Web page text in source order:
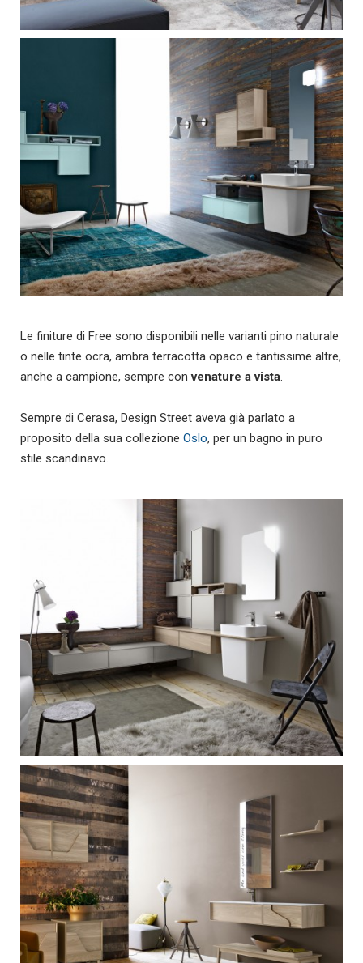
Le finiture di Free sono disponibili nelle varianti pino naturale
o nelle tinte ocra, ambra terracotta opaco e tantissime altre,
anche a campione, sempre convenature a vista
Sempre di Cerasa, Design Street aveva già parlato a
proposito della sua collezione Oslo, per un bagno in puro
stile scandinavo.